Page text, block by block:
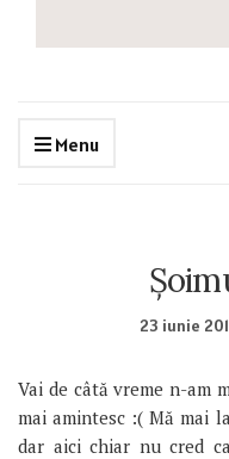
Menu
23 iunie
Vai de câtă vreme n-am
mai amintesc :( Mă mai
dar aici chiar nu cred